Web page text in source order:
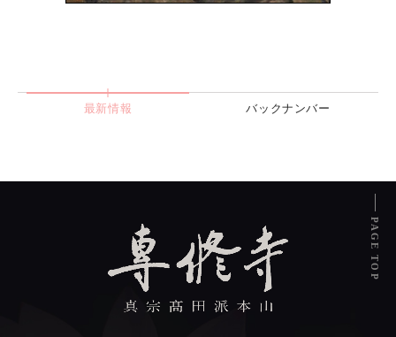
最新情報 バックナンバー
PAGE TOP